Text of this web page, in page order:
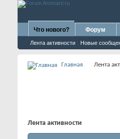
Что нового?
Лента активности Новые
Форум
Главная Лента
Лента активности